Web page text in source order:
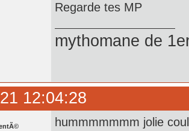
Regarde tes MP
mythomane de
12:04:28
hummmmmmm jolie